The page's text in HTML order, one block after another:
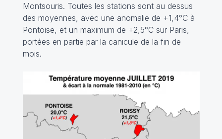
Montsouris. Toutes les stations sont au dessus
des moyennes, avec une anomalie de +1,4°C à
Pontoise, et un maximum de +2,5°C sur Paris,
portées en partie par la canicule de la fin de
mois.